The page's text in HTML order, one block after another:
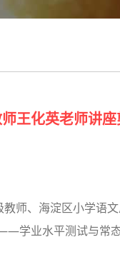
王化英老师讲座
师、海淀区小学语
学业水平测试与常